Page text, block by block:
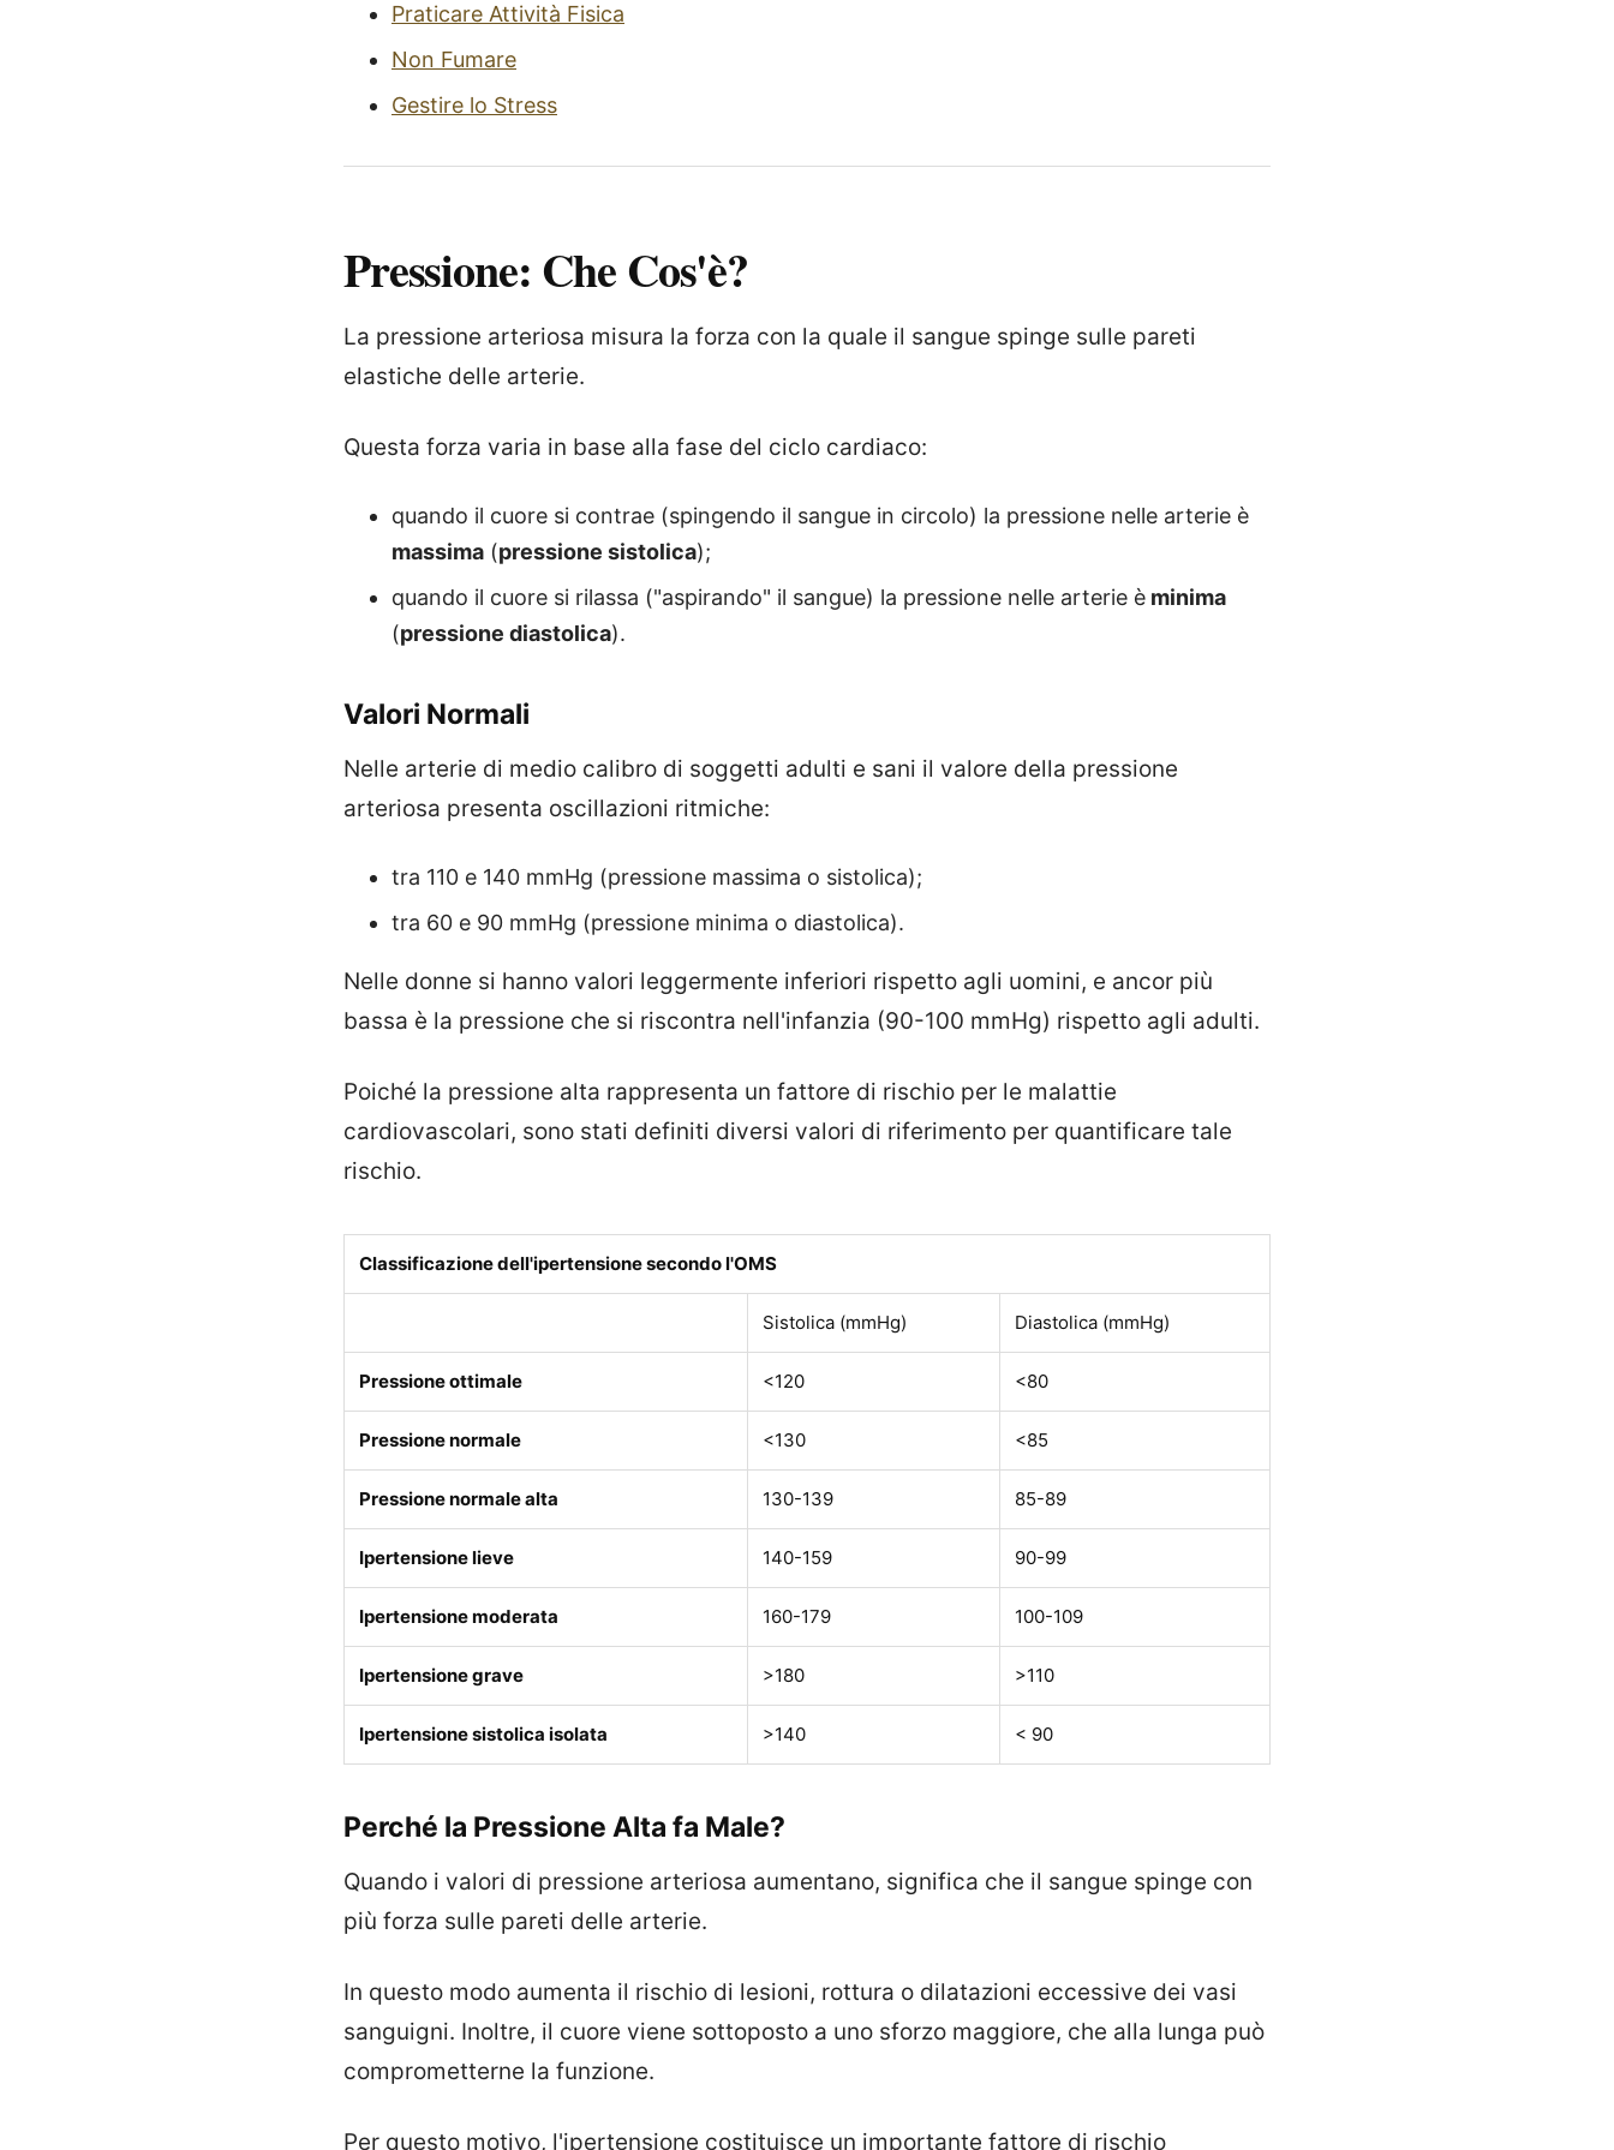
Praticare Attività Fisica
Non Fumare
Gestire lo Stress
Pressione: Che Cos'è?
La pressione arteriosa misura la forza con la quale il sangue spinge sulle pareti
elastiche delle arterie.
Questa forza varia in base alla fase del ciclo cardiaco:
quando il cuore si contrae (spingendo il sangue in circolo) la pressione nelle arterie è
massima (pressione sistolica);
quando il cuore si rilassa ("aspirando" il sangue) la pressione nelle arterie è minima
(pressione diastolica).
Valori Normali
Nelle arterie di medio calibro di soggetti adulti e sani il valore della pressione
arteriosa presenta oscillazioni ritmiche:
tra 110 e 140 mmHg (pressione massima o sistolica);
tra 60 e 90 mmHg (pressione minima o diastolica).
Nelle donne si hanno valori leggermente inferiori rispetto agli uomini, e ancor più
bassa è la pressione che si riscontra nell'infanzia (90-100 mmHg) rispetto agli adulti.
Poiché la pressione alta rappresenta un fattore di rischio per le malattie
cardiovascolari, sono stati definiti diversi valori di riferimento per quantificare tale
rischio.
Classificazione dell'ipertensione secondo l'OMS
Sistolica (mmHg) Diastolica (mmHg)
Pressione ottimale <120 <80
Pressione normale <130 <85
Pressione normale alta 130-139 85-89
Ipertensione lieve 140-159 90-99
Ipertensione moderata 160-179 100-109
Ipertensione grave >180 >110
Ipertensione sistolica isolata >140 < 90
Perché la Pressione Alta fa Male?
Quando i valori di pressione arteriosa aumentano, significa che il sangue spinge con
più forza sulle pareti delle arterie.
In questo modo aumenta il rischio di lesioni, rottura o dilatazioni eccessive dei vasi
sanguigni. Inoltre, il cuore viene sottoposto a uno sforzo maggiore, che alla lunga può
comprometterne la funzione.
Per questo motivo, l'ipertensione costituisce un importante fattore di rischio